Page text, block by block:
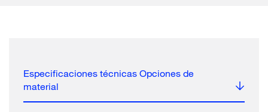
Especificaciones técnicas Opciones de
material